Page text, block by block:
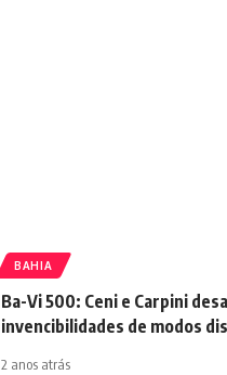
BAHIA
Ba-Vi 500: Ceni e Carpini
invencibilidades de modos
2 anos atrás